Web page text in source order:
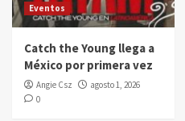
Eventos
Catch the Young llega a
México por primera vez
Angie Csz
agosto 1, 2026
0